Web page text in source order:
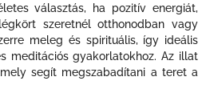
választás, ha pozitív energiát,
szeretnél otthonodban vagy
meleg és spirituális, így ideális
meditációs gyakorlatokhoz. Az illat
segít megszabadítani a teret a